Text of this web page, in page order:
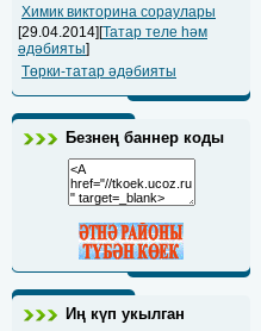
Химик викторина сораулары
[29.04.2014][Татар теле һәм
әдәбияты]
Төрки-татар әдәбияты
Безнең баннер коды
Иң күп укылган